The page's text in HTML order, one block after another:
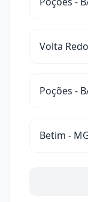
Volta
Poções -
Betim -